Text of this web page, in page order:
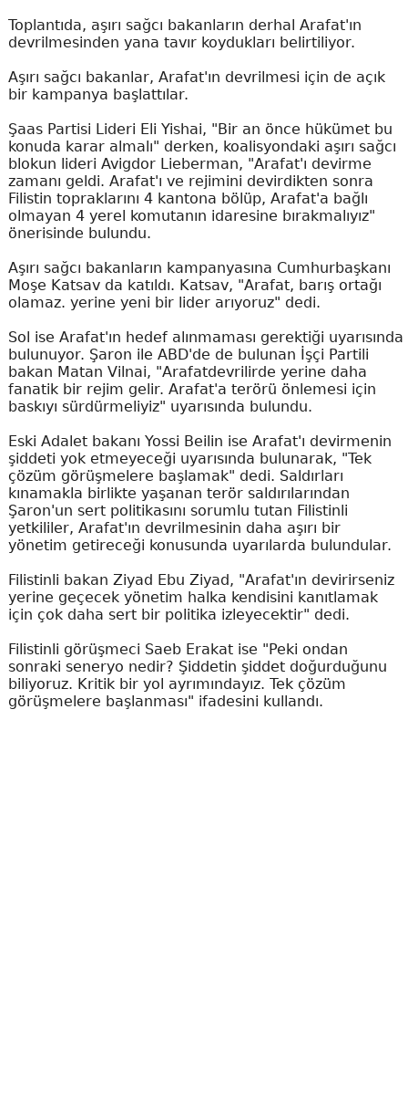
Toplantıda, aşırı sağcı bakanların derhal Arafat'ın
devrilmesinden yana tavır koydukları belirtiliyor.
Aşırı sağcı bakanlar, Arafat'ın devrilmesi için de açık
bir kampanya başlattılar.
Şaas Partisi Lideri Eli Yishai, "Bir an önce hükümet bu
konuda karar almalı" derken, koalisyondaki aşırı sağcı
blokun lideri Avigdor Lieberman, "Arafat'ı devirme
zamanı geldi. Arafat'ı ve rejimini devirdikten sonra
Filistin topraklarını 4 kantona bölüp, Arafat'a bağlı
olmayan 4 yerel komutanın idaresine bırakmalıyız"
önerisinde bulundu.
Aşırı sağcı bakanların kampanyasına Cumhurbaşkanı
Moşe Katsav da katıldı. Katsav, "Arafat, barış ortağı
olamaz. yerine yeni bir lider arıyoruz" dedi.
Sol ise Arafat'ın hedef alınmaması gerektiği uyarısında
bulunuyor. Şaron ile ABD'de de bulunan İşçi Partili
bakan Matan Vilnai, "Arafatdevrilirde yerine daha
fanatik bir rejim gelir. Arafat'a terörü önlemesi için
baskıyı sürdürmeliyiz" uyarısında bulundu.
Eski Adalet bakanı Yossi Beilin ise Arafat'ı devirmenin
şiddeti yok etmeyeceği uyarısında bulunarak, "Tek
çözüm görüşmelere başlamak" dedi. Saldırları
kınamakla birlikte yaşanan terör saldırılarından
Şaron'un sert politikasını sorumlu tutan Filistinli
yetkililer, Arafat'ın devrilmesinin daha aşırı bir
yönetim getireceği konusunda uyarılarda bulundular.
Filistinli bakan Ziyad Ebu Ziyad, "Arafat'ın devirirseniz
yerine geçecek yönetim halka kendisini kanıtlamak
için çok daha sert bir politika izleyecektir" dedi.
Filistinli görüşmeci Saeb Erakat ise "Peki ondan
sonraki seneryo nedir? Şiddetin şiddet doğurduğunu
biliyoruz. Kritik bir yol ayrımındayız. Tek çözüm
görüşmelere başlanması" ifadesini kullandı.